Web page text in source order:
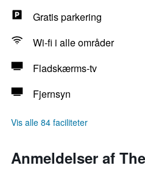
Gratis parkering
Wi-fi i alle områder
Fladskærms-tv
Fjernsyn
Vis alle 84 faciliteter
Anmeldelser af